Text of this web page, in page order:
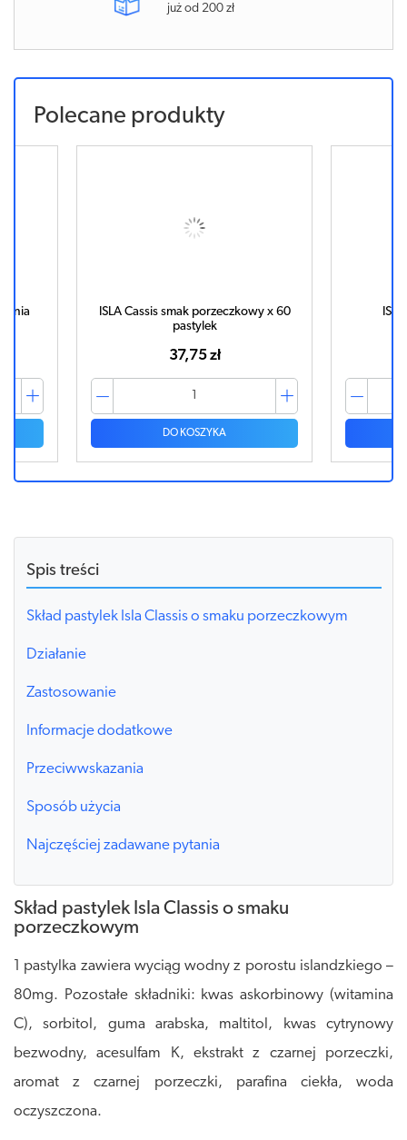
już od 200 zł
Polecane produkty
ISLA Cassis smak porzeczkowy x 60
pastylek
37,75 zł
DO KOSZYKA
Spis treści
Skład pastylek Isla Classis o smaku porzeczkowym
Działanie
Zastosowanie
Informacje dodatkowe
Przeciwwskazania
Sposób użycia
Najczęściej zadawane pytania
Skład pastylek Isla Classis o smaku
porzeczkowym
1 pastylka zawiera wyciąg wodny z porostu islandzkiego –
80mg. Pozostałe składniki: kwas askorbinowy (witamina
C), sorbitol, guma arabska, maltitol, kwas cytrynowy
bezwodny, acesulfam K, ekstrakt z czarnej porzeczki,
aromat z czarnej porzeczki, parafina ciekła, woda
oczyszczona.